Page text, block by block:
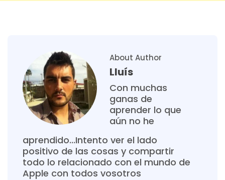
About Author
Lluís
Con muchas
ganas de
aprender lo que
aún no he
aprendido...Intento ver el lado
positivo de las cosas y compartir
todo lo relacionado con el mundo de
Apple con todos vosotros